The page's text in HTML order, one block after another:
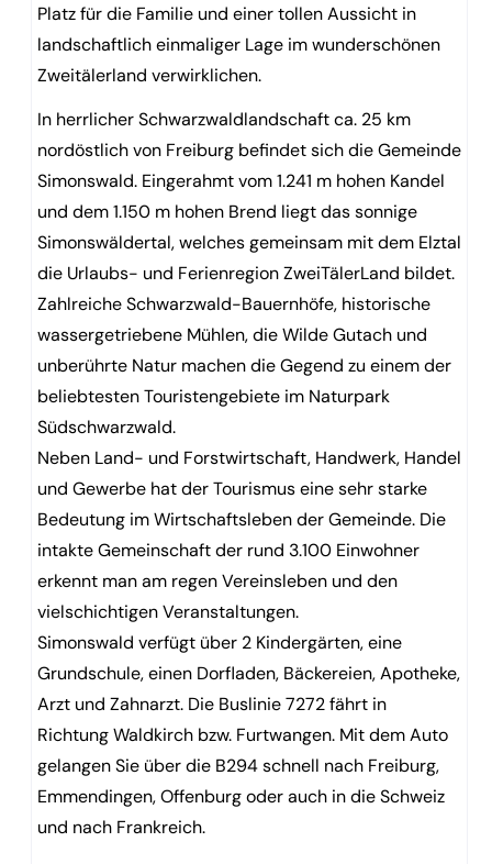
Platz für die Familie und einer tollen Aussicht in
landschaftlich einmaliger Lage im wunderschönen
Zweitälerland verwirklichen.
In herrlicher Schwarzwaldlandschaft ca. 25 km
nordöstlich von Freiburg befindet sich die Gemeinde
Simonswald. Eingerahmt vom 1.241 m hohen Kandel
und dem 1.150 m hohen Brend liegt das sonnige
Simonswäldertal, welches gemeinsam mit dem Elztal
die Urlaubs- und Ferienregion ZweiTälerLand bildet.
Zahlreiche Schwarzwald-Bauernhöfe, historische
wassergetriebene Mühlen, die Wilde Gutach und
unberührte Natur machen die Gegend zu einem der
beliebtesten Touristengebiete im Naturpark
Südschwarzwald.
Neben Land- und Forstwirtschaft, Handwerk, Handel
und Gewerbe hat der Tourismus eine sehr starke
Bedeutung im Wirtschaftsleben der Gemeinde. Die
intakte Gemeinschaft der rund 3.100 Einwohner
erkennt man am regen Vereinsleben und den
vielschichtigen Veranstaltungen.
Simonswald verfügt über 2 Kindergärten, eine
Grundschule, einen Dorfladen, Bäckereien, Apotheke,
Arzt und Zahnarzt. Die Buslinie 7272 fährt in
Richtung Waldkirch bzw. Furtwangen. Mit dem Auto
gelangen Sie über die B294 schnell nach Freiburg,
Emmendingen, Offenburg oder auch in die Schweiz
und nach Frankreich.